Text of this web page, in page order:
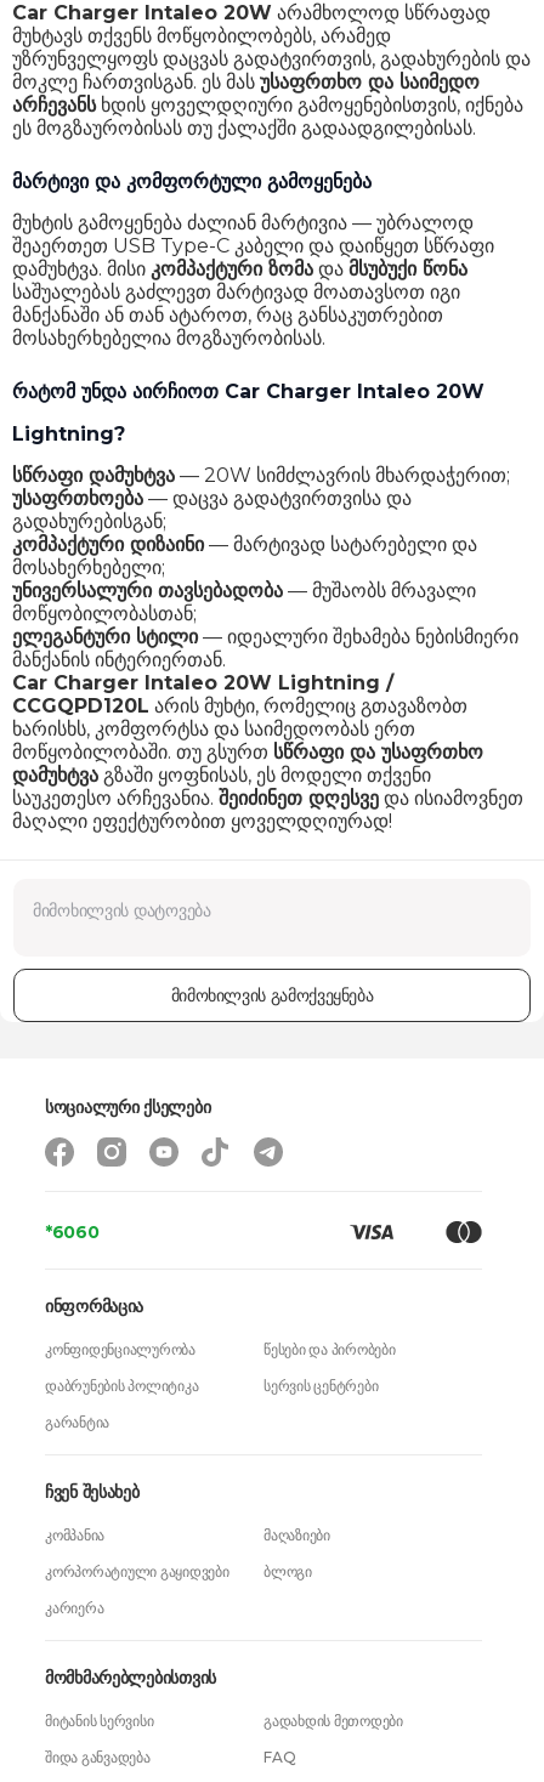
Car Charger Intaleo 20W არამხოლოდ სწრაფად
მუხტავს თქვენს მოწყობილობებს, არამედ
უზრუნველყოფს დაცვას გადატვირთვის, გადახურების და
მოკლე ჩართვისგან. ეს მას უსაფრთხო და საიმედო
არჩევანსხდის ყოველდღიური გამოყენებისთვის, იქნება
ეს მოგზაურობისას თუ ქალაქში გადაადგილებისას.
მარტივი და კომფორტული გამოყენება
მუხტის გამოყენება ძალიან მარტივია — უბრალოდ
შეაერთეთ USB Type-C კაბელი და დაიწყეთ სწრაფი
დამუხტვა. მისი კომპაქტური ზომა და მსუბუქი წონა
საშუალებას გაძლევთ მარტივად მოათავსოთ იგი
მანქანაში ან თან ატაროთ, რაც განსაკუთრებით
მოსახერხებელია მოგზაურობისას.
რატომ უნდა აირჩიოთ Car Charger Intaleo 20W
Lightning?
სწრაფი დამუხტვა — 20W სიმძლავრის მხარდაჭერით;
უსაფრთხოება — დაცვა გადატვირთვისა და
გადახურებისგან;
კომპაქტური დიზაინი— მარტივად სატარებელი და
მოსახერხებელი;
უნივერსალური თავსებადობა — მუშაობს მრავალი
მოწყობილობასთან;
ელეგანტური სტილი— იდეალური შეხამება ნებისმიერი
მანქანის ინტერიერთან.
Car Charger Intaleo 20W Lightning /
CCGQPD120L არის მუხტი, რომელიც გთავაზობთ
ხარისხს, კომფორტსა და საიმედოობას ერთ
მოწყობილობაში. თუ გსურთ სწრაფი და უსაფრთხო
დამუხტვა გზაში ყოფნისას, ეს მოდელი თქვენი
საუკეთესო არჩევანია. შეიძინეთ დღესვე და ისიამოვნეთ
მაღალი ეფექტურობით ყოველდღიურად!
მიმოხილვის გამოქვეყნება
*6060
ჩვენ შესახებ
კომპანია
მაღაზიები
კორპორატიული გაყიდვები
ბლოგი
კარიერა
ინფორმაცია
კონფიდენციალურობა
წესები და პირობები
დაბრუნების პოლიტიკა
სერვის ცენტრები
გარანტია
მომხმარებლებისთვის
მიტანის სერვისი
გადახდის მეთოდები
შიდა განვადება
FAQ
სოციალური ქსელები